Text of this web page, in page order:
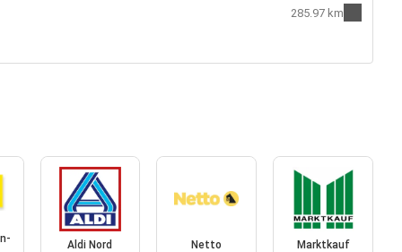
285.97 km
Aldi Nord Netto Marktkauf